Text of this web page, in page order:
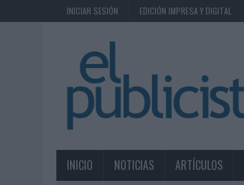
INICIAR SESIÓN EDICIÓN IMPRESA Y DIGITAL
INICIO NOTICIAS ARTÍCULOS